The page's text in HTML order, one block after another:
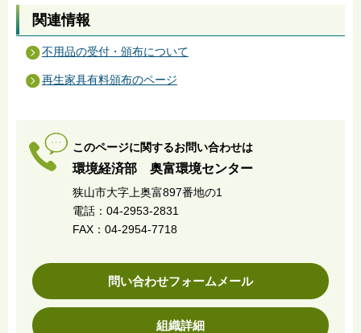
関連情報
不用品の受付・頒布について
再生家具有料頒布のページ
このページに関するお問い合わせは
環境経済部 奥富環境センター
狭山市大字上奥富897番地の1
電話：04-2953-2831
FAX：04-2954-7718
問い合わせフォームメール
組織詳細